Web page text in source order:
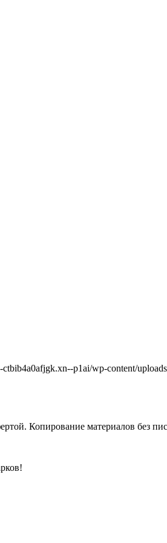
ctbib4a0afjgk.xn--p1ai/wp-content/
Копирование материалов без